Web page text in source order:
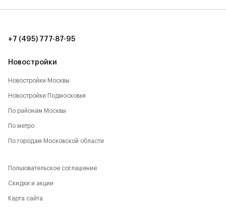
Новостройки
Новостройки Москвы
Новостройки Подмосковья
По районам Москвы
По метро
По городам Московской области
+7 (495) 777-87-95
Пользовательское соглашение
Скидки и акции
Карта сайта